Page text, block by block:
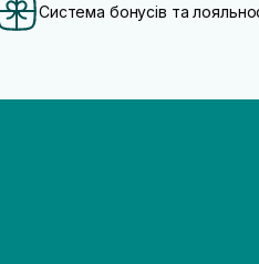
Система бонусів та